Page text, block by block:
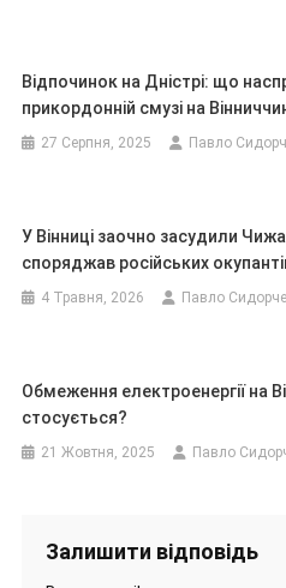
Відпочинок на Дністрі: що
прикордонній смузі на
27 Серпня, 2025 Павло
У Вінниці заочно засудили
споряджав російських
4 Травня, 2026 Павло
Обмеження електроенергії на
стосується?
21 Жовтня, 2025 Павло
Залишити відповідь